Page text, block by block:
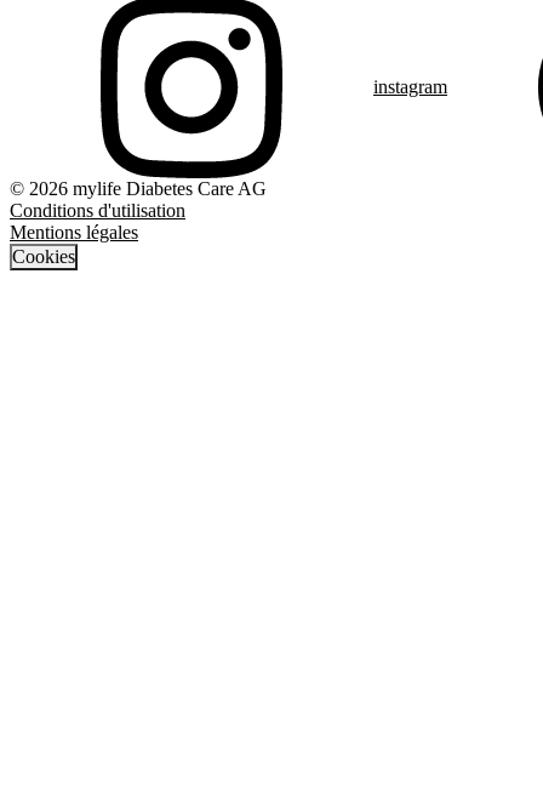
instagram
© 2026 mylife Diabetes Care AG
Conditions d'utilisation
Mentions légales
Cookies